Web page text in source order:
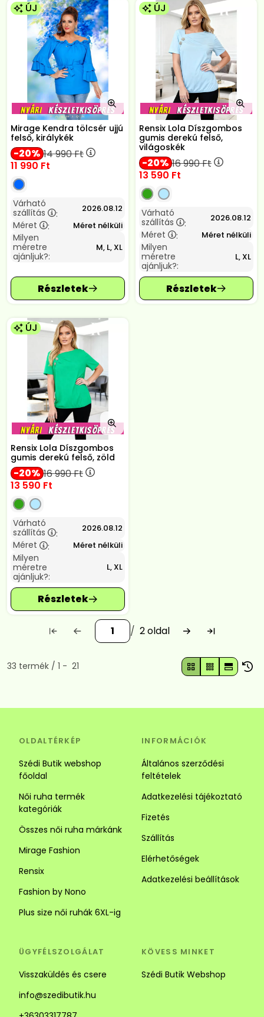
ÚJ
Mirage Kendra tölcsér ujjú
felső, királykék
20 14 990Ft
11 990 Ft
Várható
szállítás
: 2026.08.12
Méret : Méret nélküli
Milyen
méretre
ajánljuk?:
M, L, XL
ÚJ
Rensix Lola Díszgombos
gumis derekú felső,
világoskék
20 16 990Ft
13 590 Ft
Várható
szállítás
: 2026.08.12
Méret : Méret nélküli
Milyen
méretre
ajánljuk?:
L, XL
ÚJ
Rensix Lola Díszgombos
gumis derekú felső, zöld
20 16 990Ft
13 590 Ft
Várható
szállítás
: 2026.08.12
Méret : Méret nélküli
Milyen
méretre
ajánljuk?:
L, XL
2
Összes termék a kategóriában
33 termék 1 21
OLDALTÉRKÉP
Szédi Butik webshop
főoldal
Női ruha termék
kategóriák
Összes női ruha márkánk
Mirage Fashion
Rensix
Fashion by Nono
Plus size női ruhák 6XL-ig
INFORMÁCIÓK
Általános szerződési
feltételek
Adatkezelési tájékoztató
Fizetés
Szállítás
Elérhetőségek
Adatkezelési beállítások
ÜGYFÉLSZOLGÁLAT
Visszaküldés és csere
info@szedibutik.hu
KÖVESS MINKET
Szédi Butik Webshop